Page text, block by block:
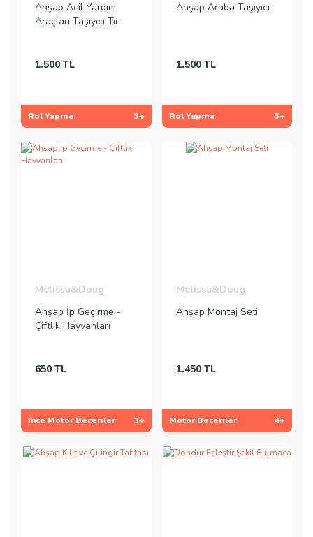
Ahşap Acil Yardım
Araçları Taşıyıcı Tır
1.500 TL
Rol Yapma 3+
Ahşap Araba Taşıyıcı
1.500 TL
Rol Yapma 3+
Melissa&Doug
Ahşap İp Geçirme -
Çiftlik Hayvanları
650 TL
İnce Motor Beceriler 3+
Melissa&Doug
Ahşap Montaj Seti
1.450 TL
Motor Beceriler 4+